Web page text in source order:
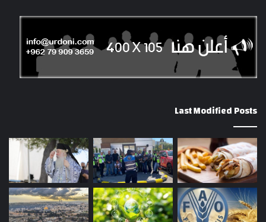
Last Modified Posts